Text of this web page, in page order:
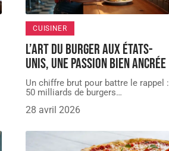
CUISINER
L’art du burger aux États-
Unis, une passion bien ancrée
Un chiffre brut pour battre le rappel :
50 milliards de burgers…
28 avril 2026